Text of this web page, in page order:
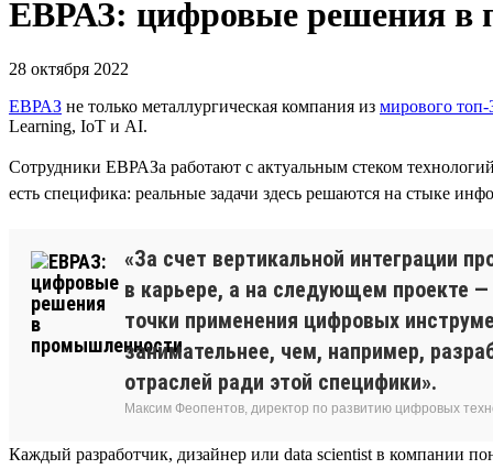
ЕВРАЗ: цифровые решения в
28 октября 2022
ЕВРАЗ не только металлургическая компания из мирового топ-
Learning, IoT и AI.
Сотрудники ЕВРАЗа работают с актуальным стеком
есть специфика: реальные задачи здесь решаются на стыке
«За счет вертикальной интеграции
в карьере, а на следующем проекте
точки применения цифровых
занимательнее, чем, например,
отраслей ради этой специфики».
Максим Феопентов, директор по развитию цифровых
Каждый разработчик, дизайнер или data scientist в компании